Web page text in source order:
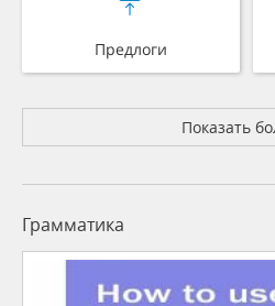
Предлоги
Показать
Грамматика